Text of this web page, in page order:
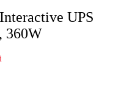
UPS
360W